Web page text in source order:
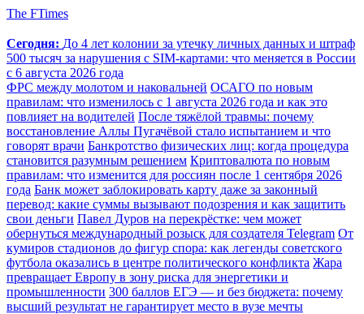
The FTimes
Сегодня: До 4 лет колонии за утечку личных данных и штраф
500 тысяч за нарушения с SIM-картами: что меняется в России
с 6 августа 2026 года
ФРС между молотом и наковальней ОСАГО по новым
правилам: что изменилось с 1 августа 2026 года и как это
повлияет на водителей После тяжёлой травмы: почему
восстановление Аллы Пугачёвой стало испытанием и что
говорят врачи Банкротство физических лиц: когда процедура
становится разумным решением Криптовалюта по новым
правилам: что изменится для россиян после 1 сентября 2026
года Банк может заблокировать карту даже за законный
перевод: какие суммы вызывают подозрения и как защитить
свои деньги Павел Дуров на перекрёстке: чем может
обернуться международный розыск для создателя Telegram От
кумиров стадионов до фигур спора: как легенды советского
футбола оказались в центре политического конфликта Жара
превращает Европу в зону риска для энергетики и
промышленности 300 баллов ЕГЭ — и без бюджета: почему
высший результат не гарантирует место в вузе мечты